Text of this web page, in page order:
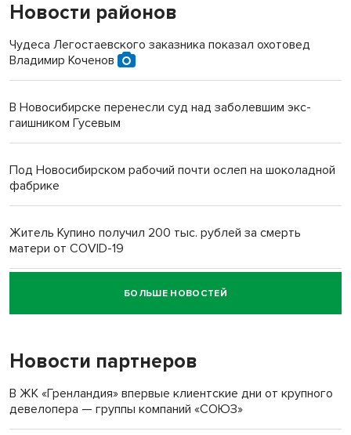
Новости районов
Чудеса Легостаевского заказника показал охотовед
Владимир Коченов
В Новосибирске перенесли суд над заболевшим экс-
гаишником Гусевым
Под Новосибирском рабочий почти ослеп на шоколадной
фабрике
Житель Купино получил 200 тыс. рублей за смерть
матери от COVID-19
Новосибирский суд наказал водителя за смерть
пенсионерки на вокзале
БОЛЬШЕ НОВОСТЕЙ
Новости партнеров
В ЖК «Гренландия» впервые клиентские дни от крупного
девелопера — группы компаний «СОЮЗ»